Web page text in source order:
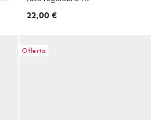
22,00 €
Offerta